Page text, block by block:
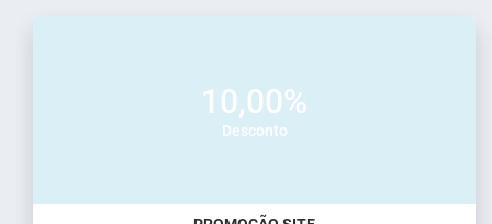
10,00%
Desconto